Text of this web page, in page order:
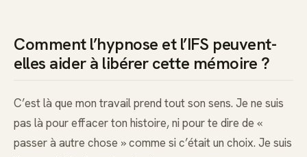
Comment l’hypnose et l’IFS peuvent-
elles aider à libérer cette mémoire ?
C’est là que mon travail prend tout son sens. Je ne suis
pas là pour effacer ton histoire, ni pour te dire de «
passer à autre chose » comme si c’était un choix. Je suis